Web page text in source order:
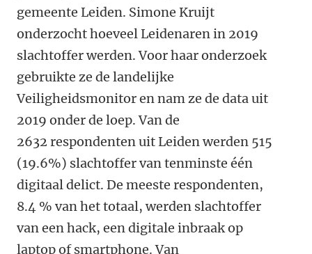
gemeente Leiden. Simone Kruijt
onderzocht hoeveel Leidenaren in 2019
slachtoffer werden. Voor haar onderzoek
gebruikte ze de landelijke
Veiligheidsmonitor en nam ze de data uit
2019 onder de loep. Van de
2632 respondenten uit Leiden werden 515
(19.6%) slachtoffer van tenminste één
digitaal delict. De meeste respondenten,
8.4 % van het totaal, werden slachtoffer
van een hack, een digitale inbraak op
laptop of smartphone. Van